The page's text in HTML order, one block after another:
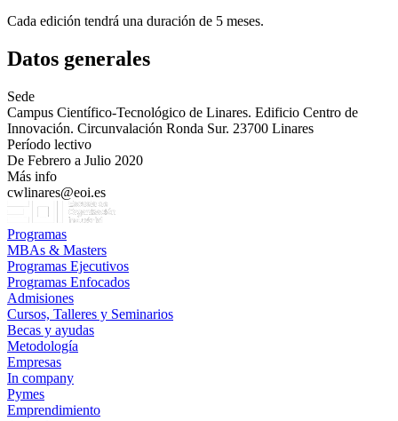
Cada edición tendrá una duración de 5 meses.
Datos generales
Sede
Campus Científico-Tecnológico de Linares. Edificio Centro de
Innovación. Circunvalación Ronda Sur. 23700 Linares
Período lectivo
De Febrero a Julio 2020
Más info
cwlinares@eoi.es
Programas
MBAs & Masters
Programas Ejecutivos
Programas Enfocados
Admisiones
Cursos, Talleres y Seminarios
Becas y ayudas
Metodología
Empresas
In company
Pymes
Emprendimiento